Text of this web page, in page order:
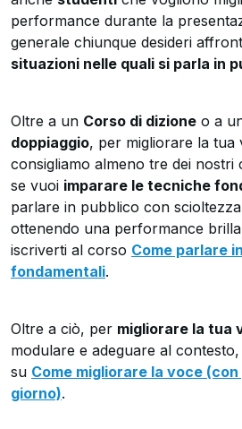
performance durante la
generale chiunque desideri
situazioni nelle quali si parla in
Oltre a un Corso di dizione o a
doppiaggio, per migliorare la tua
consigliamo almeno tre dei nostri
se vuoi imparare le tecniche
parlare in pubblico con
ottenendo una performance
iscriverti al corso Come parlare
fondamentali.
Oltre a ciò, per migliorare la tua
modulare e adeguare al
su Come migliorare la voce
giorno).